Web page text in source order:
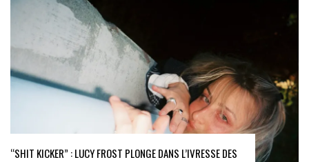
“SHIT KICKER” : LUCY FROST PLONGE DANS L’IVRESSE DES